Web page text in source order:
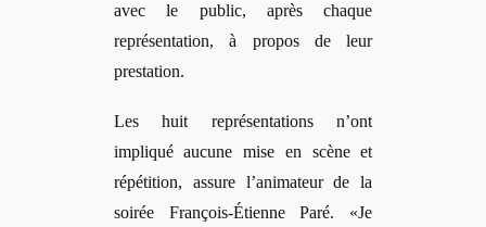
avec le public, après chaque
représentation, à propos de leur
prestation.
Les huit représentations n’ont
impliqué aucune mise en scène et
répétition, assure l’animateur de la
soirée François-Étienne Paré. «Je